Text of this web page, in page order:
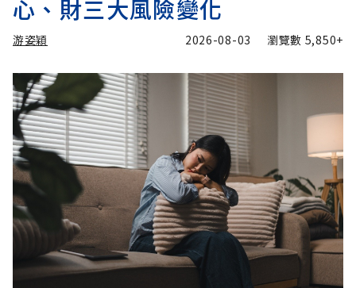
心、財三大風險變化
游姿穎 2026-08-03 瀏覽數 5,850+